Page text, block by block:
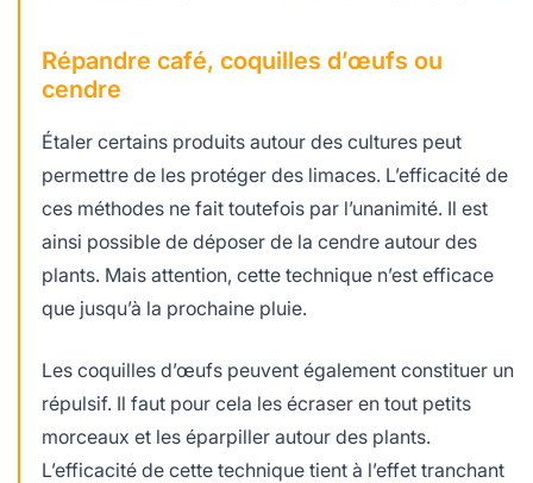
Répandre café, coquilles d’œufs ou
cendre
Étaler certains produits autour des cultures peut
permettre de les protéger des limaces. L’efficacité de
ces méthodes ne fait toutefois par l’unanimité. Il est
ainsi possible de déposer de la cendre autour des
plants. Mais attention, cette technique n’est efficace
que jusqu’à la prochaine pluie.
Les coquilles d’œufs peuvent également constituer un
répulsif. Il faut pour cela les écraser en tout petits
morceaux et les éparpiller autour des plants.
L’efficacité de cette technique tient à l’effet tranchant